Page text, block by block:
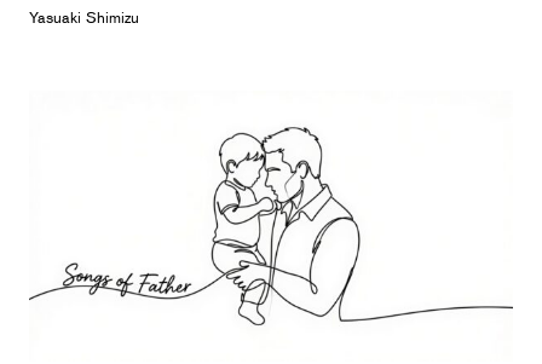
Yasuaki Shimizu